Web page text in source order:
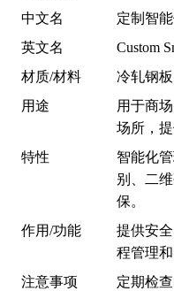
中文名
定制智
英文名
Custom
材质/材料
冷轧钢
用途
用于商
场所，
特性
智能化
别、二
保。
作用/功能
提供安
程管理和
注意事项
定期检